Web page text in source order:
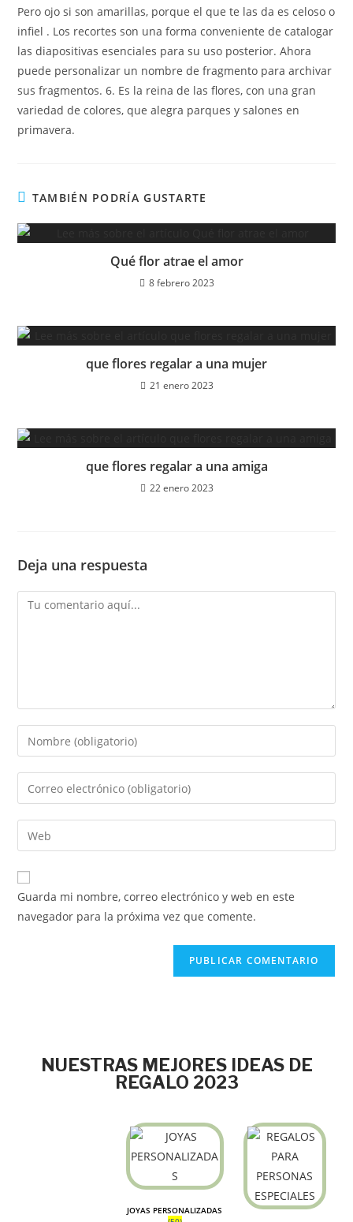
Pero ojo si son amarillas, porque el que te las da es celoso o
infiel . Los recortes son una forma conveniente de catalogar
las diapositivas esenciales para su uso posterior. Ahora
puede personalizar un nombre de fragmento para archivar
sus fragmentos. 6. Es la reina de las flores, con una gran
variedad de colores, que alegra parques y salones en
primavera.
TAMBIÉN PODRÍA GUSTARTE
Qué flor atrae el amor
8 febrero 2023
que flores regalar a una mujer
21 enero 2023
que flores regalar a una amiga
22 enero 2023
Deja una respuesta
Guarda mi nombre, correo electrónico y web en este
navegador para la próxima vez que comente.
NUESTRAS MEJORES IDEAS DE
REGALO 2023
JOYAS PERSONALIZADAS